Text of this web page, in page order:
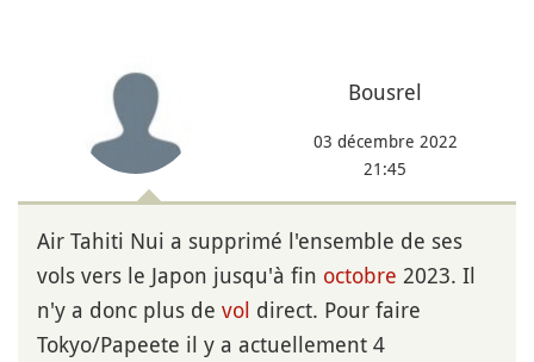
Bousrel
03 décembre 2022
21:45
Air Tahiti Nui a supprimé l'ensemble de ses
vols vers le Japon jusqu'à fin octobre 2023. Il
n'y a donc plus de vol direct. Pour faire
Tokyo/Papeete il y a actuellement 4